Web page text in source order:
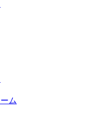
ム